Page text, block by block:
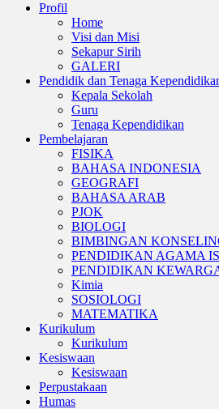
Profil
Home
Visi dan Misi
Sekapur Sirih
GALERI
Pendidik dan Tenaga
Kepala Sekolah
Guru
Tenaga Kependidikan
Pembelajaran
FISIKA
BAHASA INDONESIA
GEOGRAFI
BAHASA ARAB
PJOK
BIOLOGI
BIMBINGAN
PENDIDIKAN AGAMA
PENDIDIKAN
Kimia
SOSIOLOGI
MATEMATIKA
Kurikulum
Kurikulum
Kesiswaan
Kesiswaan
Perpustakaan
Humas